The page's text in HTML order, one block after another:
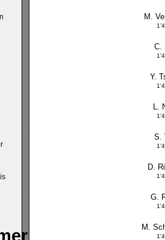
M.
C.
Y.
L.
S.
D.
G.
M.